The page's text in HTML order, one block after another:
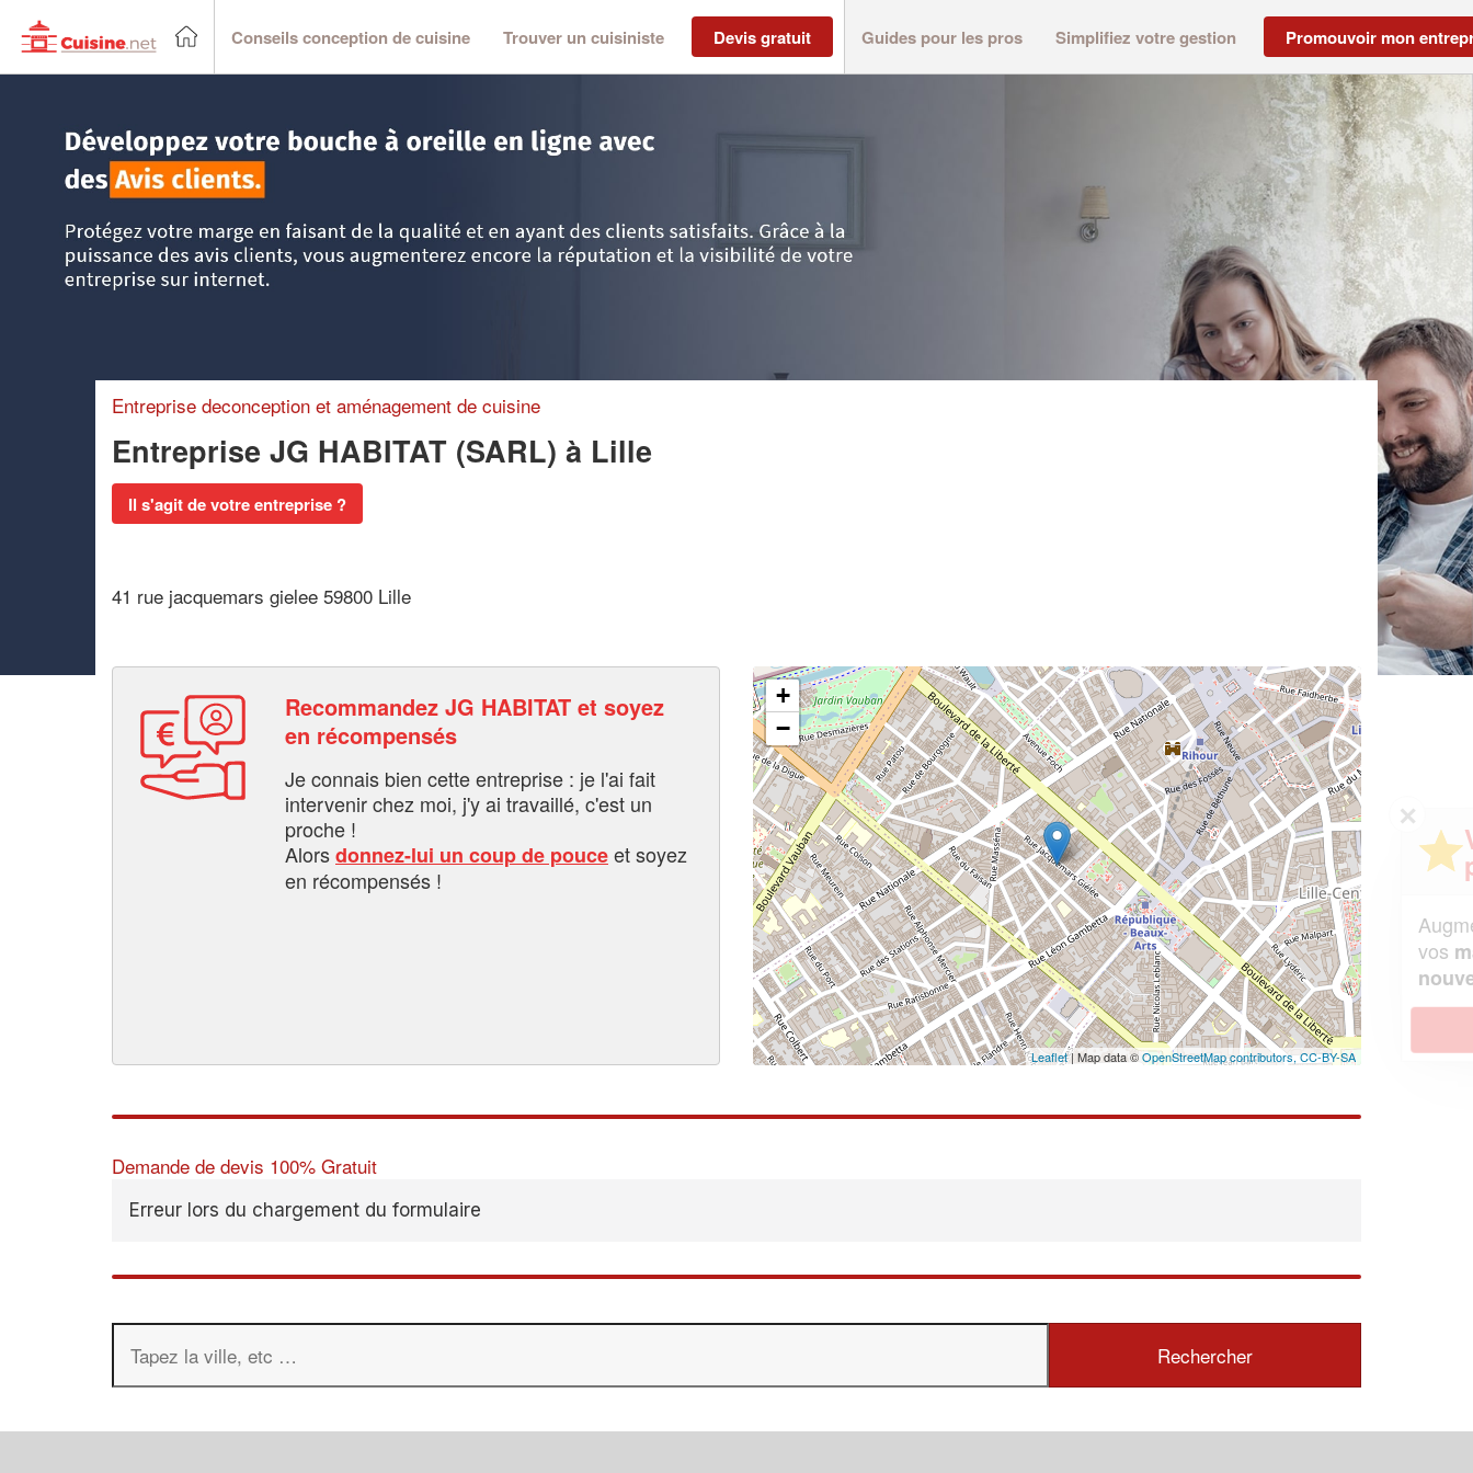
Conseils conception de cuisine Trouver un cuisiniste Devis gratuit Guides pour les pros Simplifiez votre gestion Promouvoir mon
Entreprise deconception et aménagement de cuisine
Entreprise JG HABITAT (SARL) à Lille
Il s'agit de votre entreprise ?
41 rue jacquemars gielee 59800 Lille
Recommandez JG HABITAT et soyez
en récompensés
Je connais bien cette entreprise : je l'ai fait
intervenir chez moi, j'y ai travaillé, c'est un
proche !
Alorsdonnez-lui un coup de pouceet soyez
en récompensés !
+
−
Leaflet| Map data ©OpenStreetMap contributors, CC-BY-SA
Demande de devis 100% Gratuit
Erreur lors du chargement du formulaire
✕
Vous êtes un
professionnel ?
Augmentez votrechiffre d'affaireset
vosmargestout en gagnant de
nouveaux clients!
En savoir plus